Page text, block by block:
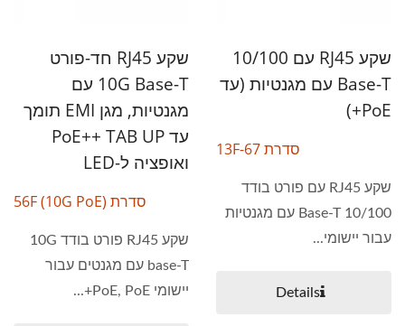
שקע RJ45 עם 10/100
Base-T עם מגנטיות (עד
PoE+)
סדרת 13F-67
שקע RJ45 עם פורט בודד
10/100 Base-T עם מגנטיות
עבור יישומי...
Details
שקע RJ45 חד-פורט
10G Base-T עם
מגנטיות, מגן EMI תומך
עד PoE++ TAB UP
ואופציה ל-LED
סדרת 56F (10G PoE)
שקע RJ45 פורט בודד 10G
base-T עם מגנטים עבור
יישומי PoE, PoE+...